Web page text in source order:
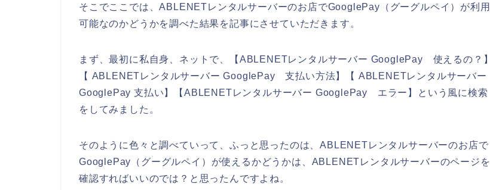
そこでここでは、ABLENETレンタルサーバーのお店でGooglePay（グーグルペイ）が利用
可能なのかどうかを調べた結果を記事にさせていただきます。
まず、最初に私自身、ネットで、【ABLENETレンタルサーバー GooglePay 使えるの？】
【 ABLENETレンタルサーバー GooglePay 支払い方法】【 ABLENETレンタルサーバー
GooglePay 支払い】【ABLENETレンタルサーバー GooglePay エラー】という風に検索
をしてみました。
そのように色々と調べていって、ふっと思ったのは、ABLENETレンタルサーバーのお店で
GooglePay（グーグルペイ）が使えるかどうかは、ABLENETレンタルサーバーのページを
確認すればいいのでは？と思ったんですよね。